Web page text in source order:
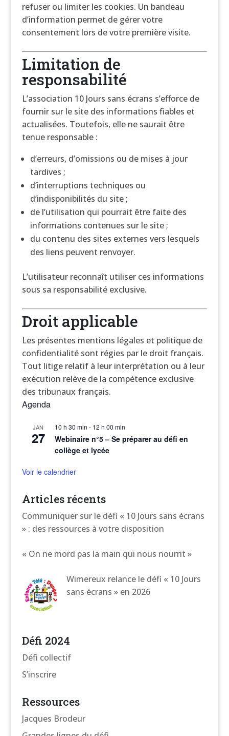
refuser ou limiter les cookies. Un bandeau
d’information permet de gérer votre
consentement lors de votre première visite.
Limitation de
responsabilité
L’association 10 Jours sans écrans s’efforce de
fournir sur le site des informations fiables et
actualisées. Toutefois, elle ne saurait être
tenue responsable :
d’erreurs, d’omissions ou de mises à jour
tardives ;
d’interruptions techniques ou
d’indisponibilités du site ;
de l’utilisation qui pourrait être faite des
informations contenues sur le site ;
du contenu des sites externes vers lesquels
des liens peuvent renvoyer.
L’utilisateur reconnaît utiliser ces informations
sous sa responsabilité exclusive.
Droit applicable
Les présentes mentions légales et politique de
confidentialité sont régies par le droit français.
Tout litige relatif à leur interprétation ou à leur
exécution relève de la compétence exclusive
des tribunaux français.
Agenda
JAN
27
10 h 30 min - 12 h 00 min
Webinaire n°5 – Se préparer au défi en
collège et lycée
Voir le calendrier
Articles récents
Communiquer sur le défi « 10 Jours sans écrans
» : des ressources à votre disposition
« On ne mord pas la main qui nous nourrit »
Wimereux relance le défi « 10 Jours
sans écrans » en 2026
Défi 2024
Défi collectif
S’inscrire
Ressources
Jacques Brodeur